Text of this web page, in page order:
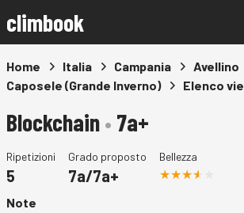
climbook
Home Italia Campania
Avellino
Caposele (Grande Inverno)
Elenco vie
Blockchain• 7a+
Ripetizioni
5
Grado proposto
7a/7a+
Bellezza
Note